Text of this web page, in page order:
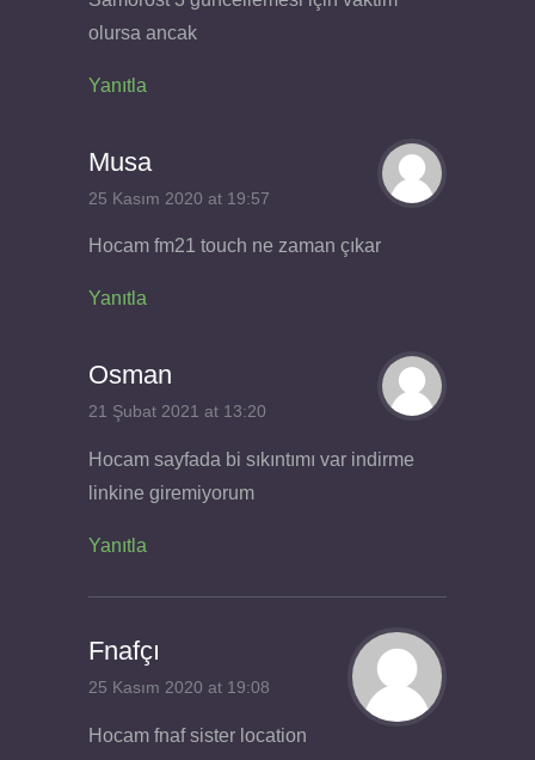
olursa ancak
Yanıtla
Musa
25 Kasım 2020 at 19:57
Hocam fm21 touch ne zaman çıkar
Yanıtla
Osman
21 Şubat 2021 at 13:20
Hocam sayfada bi sıkıntımı var indirme
linkine giremiyorum
Yanıtla
Fnafçı
25 Kasım 2020 at 19:08
Hocam fnaf sister location